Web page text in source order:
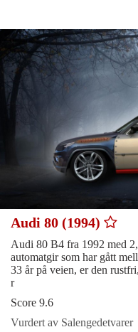
Audi 80 (1994)
Audi 80 B4 fra 1992 med
automatgir som har gått
33 år på veien, er den
r
Score 9.6
Vurdert av Salengedetvarer